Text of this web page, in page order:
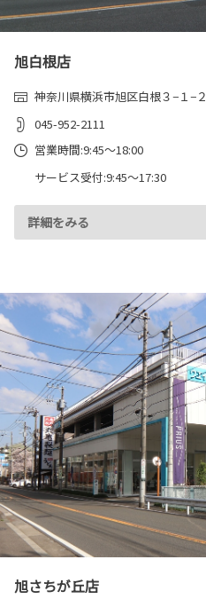
旭白根店
神奈川県横浜市旭区白根３−１−２
045-952-2111
営業時間:9:45～18:00
サービス受付:9:45～17:30
詳細をみる
旭さちが丘店